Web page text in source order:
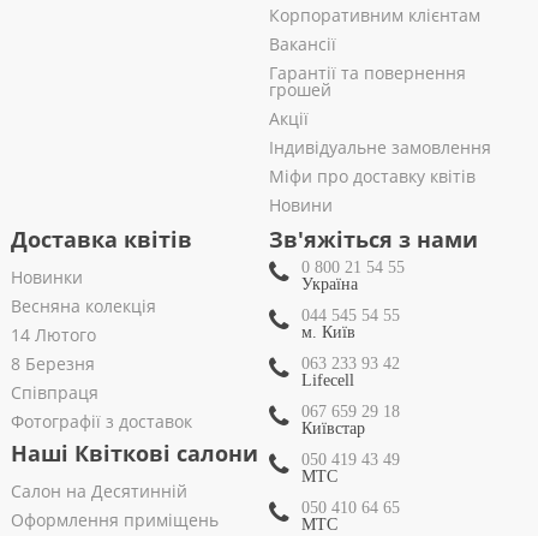
Корпоративним клієнтам
Вакансії
Гарантії та повернення
грошей
Акції
Індивідуальне замовлення
Міфи про доставку квітів
Новини
Доставка квітів
Новинки
Весняна колекція
14 Лютого
8 Березня
Співпраця
Фотографії з доставок
Наші Квіткові салони
Салон на Десятинній
Оформлення приміщень
Зв'яжіться з нами
0 800 21 54 55
Україна
044 545 54 55
м. Київ
063 233 93 42
Lifecell
067 659 29 18
Київстар
050 419 43 49
МТС
050 410 64 65
МТС